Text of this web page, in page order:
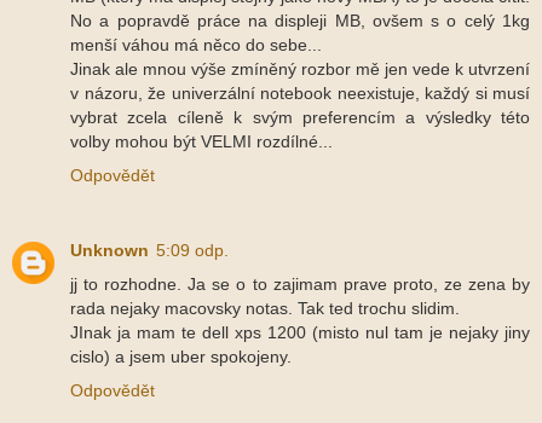
No a popravdě práce na displeji MB, ovšem s o celý 1kg
menší váhou má něco do sebe...
Jinak ale mnou výše zmíněný rozbor mě jen vede k utvrzení
v názoru, že univerzální notebook neexistuje, každý si musí
vybrat zcela cíleně k svým preferencím a výsledky této
volby mohou být VELMI rozdílné...
Odpovědět
Unknown 5:09 odp.
jj to rozhodne. Ja se o to zajimam prave proto, ze zena by
rada nejaky macovsky notas. Tak ted trochu slidim.
JInak ja mam te dell xps 1200 (misto nul tam je nejaky jiny
cislo) a jsem uber spokojeny.
Odpovědět